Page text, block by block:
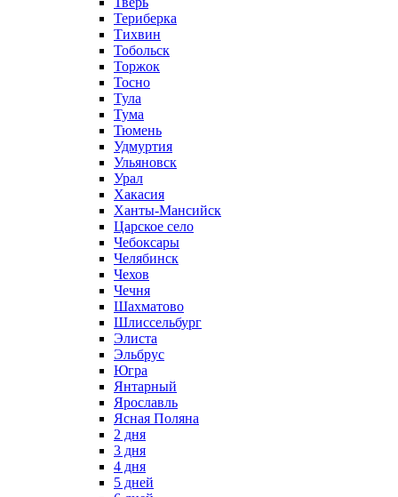
Териберка
Тихвин
Тобольск
Торжок
Тосно
Тула
Тума
Тюмень
Удмуртия
Ульяновск
Урал
Хакасия
Ханты-Мансийск
Царское село
Чебоксары
Челябинск
Чехов
Чечня
Шахматово
Шлиссельбург
Элиста
Эльбрус
Югра
Янтарный
Ярославль
Ясная Поляна
2 дня
3 дня
4 дня
5 дней